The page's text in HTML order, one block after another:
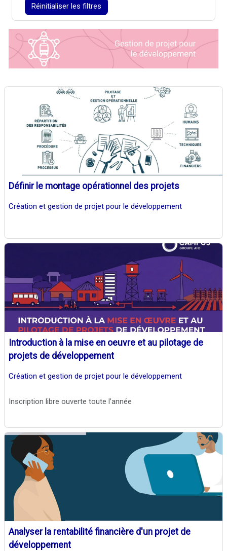
Réinitialiser les filtres
Définir le montage opérationnel des projets
Création et gestion de projet pour le développement
Introduction à la mise en oeuvre et au pilotage de
projets de développement
Création et gestion de projet pour le développement
Inscription libre ouverte toute l’année
Analyser la rentabilité financière d'un projet de
développement